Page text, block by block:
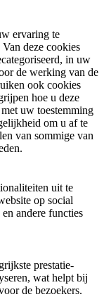
ervaring te
deze cookies
in uw
de werking van de
ook cookies
hoe u deze
uw toestemming
om u af te
van sommige van
uit te
op social
andere functies
prestatie-
wat helpt bij
de bezoekers.